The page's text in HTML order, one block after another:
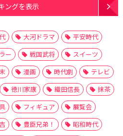
ングを表示
大河ドラマ
平安時代
ー 戦国武将
スイーツ
漫画 時代劇
テレビ
徳川家康 織田信長
抹茶
フィギュア
展覧会
豊臣兄弟！
昭和時代